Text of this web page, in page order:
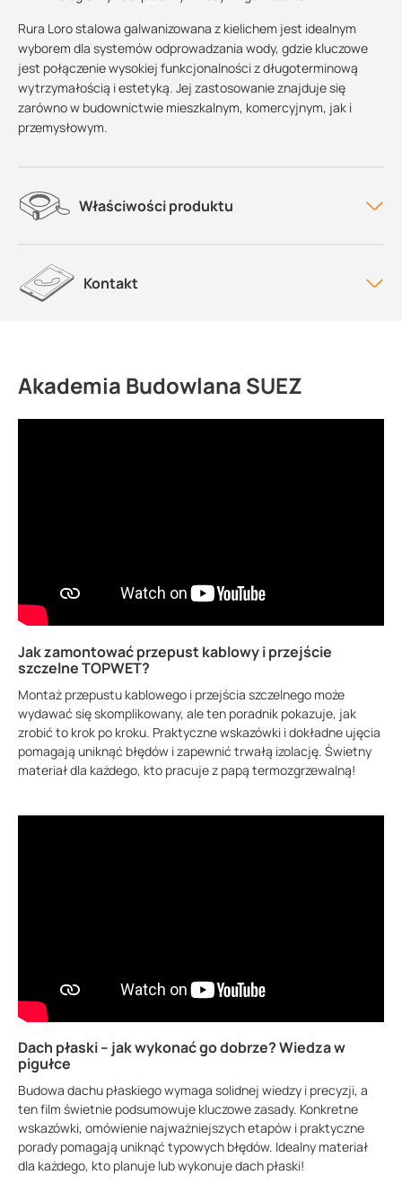
Rura Loro stalowa galwanizowana z kielichem jest idealnym
wyborem dla systemów odprowadzania wody, gdzie kluczowe
jest połączenie wysokiej funkcjonalności z długoterminową
wytrzymałością i estetyką. Jej zastosowanie znajduje się
zarówno w budownictwie mieszkalnym, komercyjnym, jak i
przemysłowym.
Właściwości produktu
Kontakt
Akademia Budowlana SUEZ
Jak zamontować przepust kablowy i przejście
szczelne TOPWET?
Montaż przepustu kablowego i przejścia szczelnego może
wydawać się skomplikowany, ale ten poradnik pokazuje, jak
zrobić to krok po kroku. Praktyczne wskazówki i dokładne ujęcia
pomagają uniknąć błędów i zapewnić trwałą izolację. Świetny
materiał dla każdego, kto pracuje z papą termozgrzewalną!
Dach płaski – jak wykonać go dobrze? Wiedza w
pigułce
Budowa dachu płaskiego wymaga solidnej wiedzy i precyzji, a
ten film świetnie podsumowuje kluczowe zasady. Konkretne
wskazówki, omówienie najważniejszych etapów i praktyczne
porady pomagają uniknąć typowych błędów. Idealny materiał
dla każdego, kto planuje lub wykonuje dach płaski!